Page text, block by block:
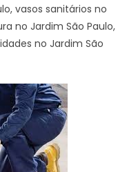
vasos sanitários no
no Jardim São Paulo,
no Jardim São